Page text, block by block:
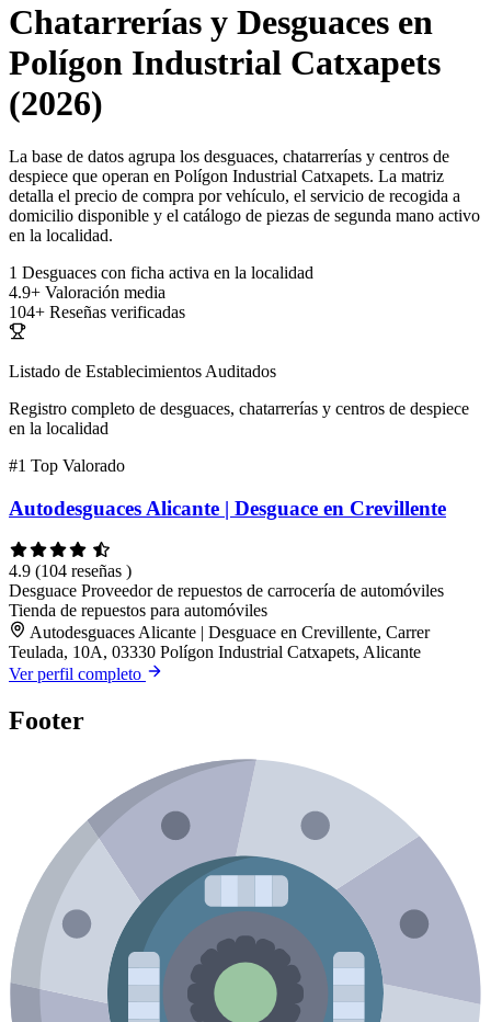
Chatarrerías y Desguaces en
Polígon Industrial Catxapets
(2026)
La base de datos agrupa los desguaces, chatarrerías y centros de
despiece que operan en Polígon Industrial Catxapets. La matriz
detalla el precio de compra por vehículo, el servicio de recogida a
domicilio disponible y el catálogo de piezas de segunda mano activo
en la localidad.
1 Desguaces con ficha activa en la localidad
4.9+ Valoración media
104+ Reseñas verificadas
Listado de Establecimientos Auditados
Registro completo de desguaces, chatarrerías y centros de despiece
en la localidad
#1 Top Valorado
Autodesguaces Alicante | Desguace en Crevillente
4.9 (104 reseñas )
Desguace Proveedor de repuestos de carrocería de automóviles
Tienda de repuestos para automóviles
Autodesguaces Alicante | Desguace en Crevillente, Carrer
Teulada, 10A, 03330 Polígon Industrial Catxapets, Alicante
Ver perfil completo
Footer